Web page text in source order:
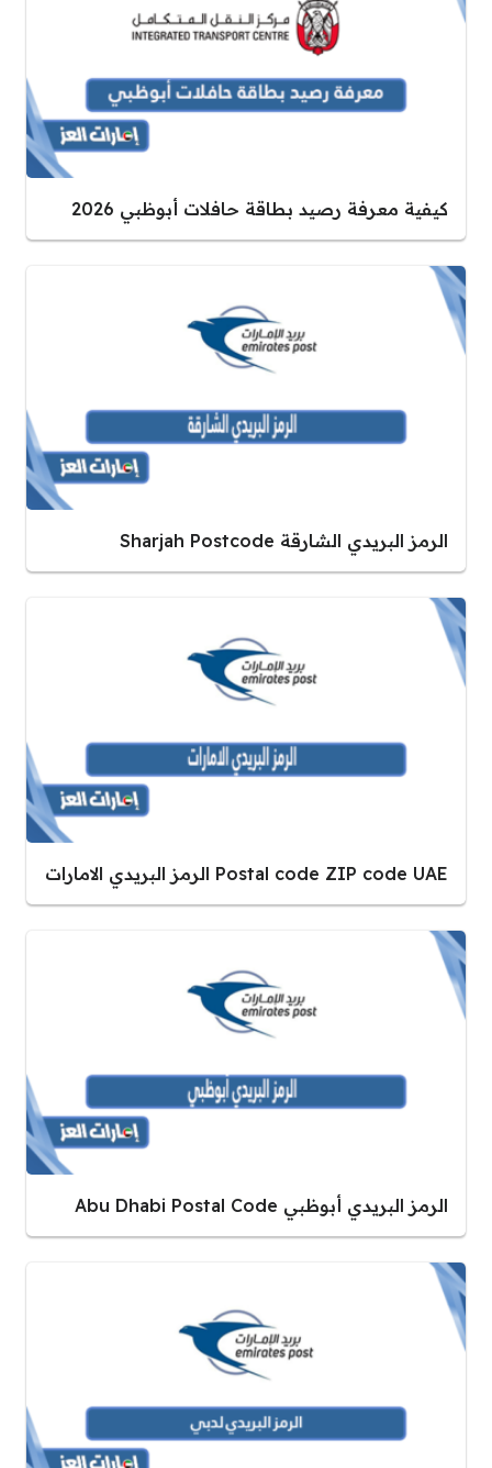
كيفية معرفة رصيد بطاقة حافلات أبوظبي 2026
الرمز البريدي الشارقة Sharjah Postcode
Postal code ZIP code UAE الرمز البريدي الامارات
الرمز البريدي أبوظبي Abu Dhabi Postal Code